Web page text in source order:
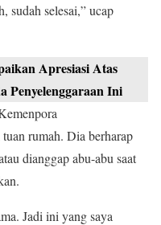
sudah selesai,” ucap
Apresiasi Atas
Penyelenggaraan Ini
rumah. Dia berharap
dianggap abu-abu saat
Jadi ini yang saya